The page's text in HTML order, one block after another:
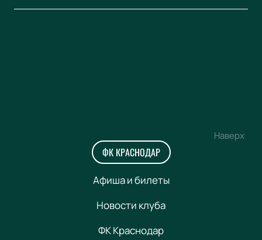
Наверх
ФК КРАСНОДАР
Афиша и билеты
Новости клуба
ФК Краснодар